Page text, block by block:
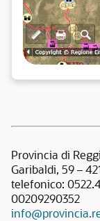
Provincia di
Garibaldi, 59 –
telefonico:
00209290352